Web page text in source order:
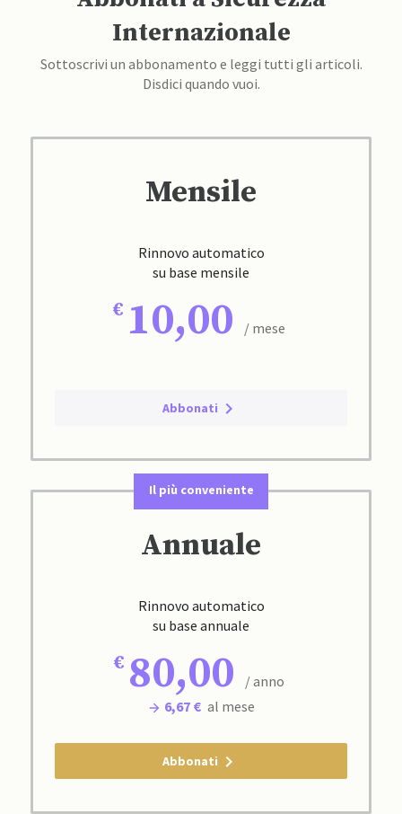
Internazionale
Sottoscrivi un abbonamento e leggi tutti gli articoli.
Disdici quando vuoi.
Mensile
Rinnovo automatico
su base mensile
10,00 / mese
Abbonati
Il più conveniente
Annuale
Rinnovo automatico
su base annuale
80,00
/ anno
6,67 € al mese
Abbonati